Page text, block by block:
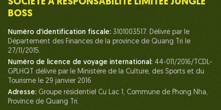
Nos Certifications
Partenariats
Contactez-Nous
SOCIÉTÉ À RESPONSABILITÉ LIMITÉE JUNGLE
BOSS
Numéro d'identification fiscale: 3101003517. Délivré par le
Département des Finances de la province de Quang Tri le
27/11/2015.
Numéro de licence de voyage international: 44-011/2016/TCDL-
GPLHQT délivré par le Ministère de la Culture, des Sports et du
Tourisme le 29 janvier 2016
Adresse: Groupe résidentiel Cu Lac 1, Commune de Phong Nha,
Province de Quang Tri.